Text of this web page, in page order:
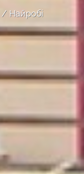
Найробі